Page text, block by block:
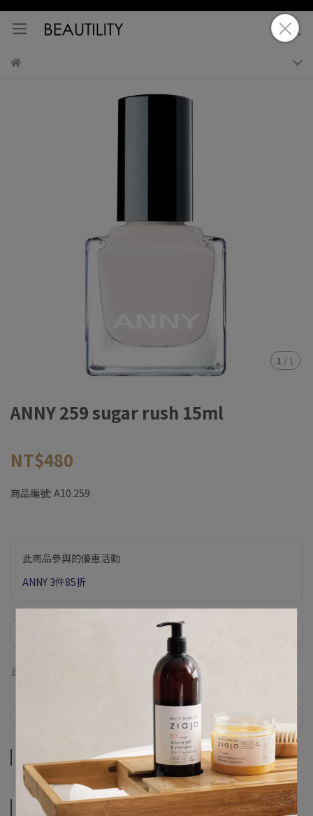
1 / 1
ANNY 259 sugar rush 15ml
NT$480
商品編號: A10.259
此商品參與的優惠活動
ANNY 3件85折
此商品 「 最高 」可以折抵紅利 點 (約等於NT$0
規格說明
商品介紹
規格說明